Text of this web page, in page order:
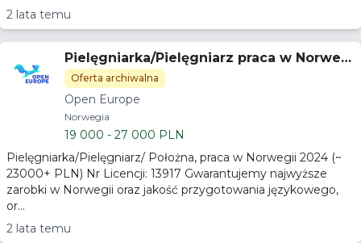
2 lata temu
Pielęgniarka/Pielęgniarz praca w Norwegi
i 23.000 PLN/m Oferta Premium
Oferta archiwalna
Open Europe
Norwegia
19 000 - 27 000 PLN
Pielęgniarka/Pielęgniarz/ Położna, praca w Norwegii 2024 (~
23000+ PLN) Nr Licencji: 13917 Gwarantujemy najwyższe
zarobki w Norwegii oraz jakość przygotowania językowego,
or...
2 lata temu